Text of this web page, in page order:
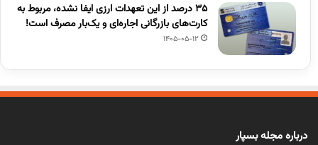
۳۵ درصد از این تعهدات ارزی ایفا نشده، مربوط به
کارت‌های بازرگانی اجاره‌ای و یک‌بار مصرف است!
1405-05-12
درباره مجله بسپار